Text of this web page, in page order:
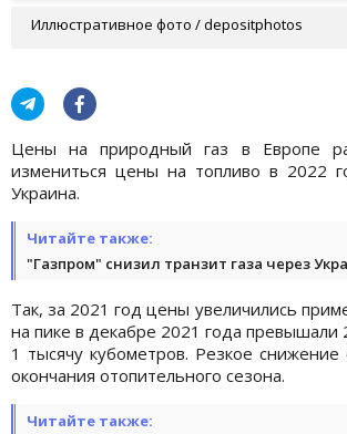
Иллюстративное фото / depositphotos
Цены на природный газ в Европе
измениться цены на топливо в 2022
Украина.
Читайте также:
"Газпром" снизил транзит газа через
Так, за 2021 год цены увеличились
на пике в декабре 2021 года превышали
1 тысячу кубометров. Резкое снижение
окончания отопительного сезона.
Читайте также: